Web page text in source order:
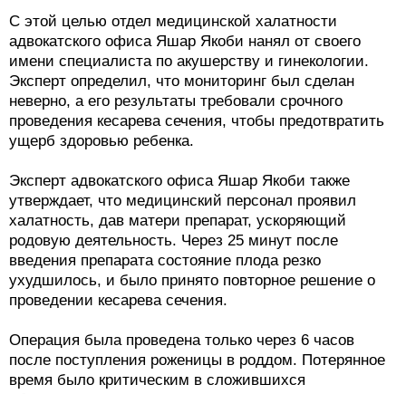
С этой целью отдел медицинской халатности
адвокатского офиса Яшар Якоби нанял от своего
имени специалиста по акушерству и гинекологии.
Эксперт определил, что мониторинг был сделан
неверно, а его результаты требовали срочного
проведения кесарева сечения, чтобы предотвратить
ущерб здоровью ребенка.
Эксперт адвокатского офиса Яшар Якоби также
утверждает, что медицинский персонал проявил
халатность, дав матери препарат, ускоряющий
родовую деятельность. Через 25 минут после
введения препарата состояние плода резко
ухудшилось, и было принято повторное решение о
проведении кесарева сечения.
Операция была проведена только через 6 часов
после поступления роженицы в роддом. Потерянное
время было критическим в сложившихся